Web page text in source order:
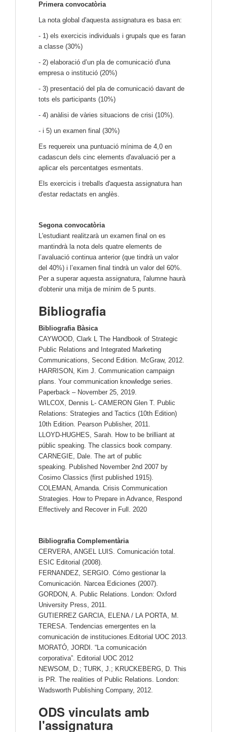
Primera convocatòria
La nota global d'aquesta assignatura es basa en:
- 1) els exercicis individuals i grupals que es faran
a classe (30%)
- 2) elaboració d’un pla de comunicació d'una
empresa o institució (20%)
- 3) presentació del pla de comunicació davant de
tots els participants (10%)
- 4) anàlisi de vàries situacions de crisi (10%).
- i 5) un examen final (30%)
Es requereix una puntuació mínima de 4,0 en
cadascun dels cinc elements d'avaluació per a
aplicar els percentatges esmentats.
Els exercicis i treballs d'aquesta assignatura han
d'estar redactats en anglès.
Segona convocatòria
L'estudiant realitzarà un examen final on es
mantindrà la nota dels quatre elements de
l’avaluació continua anterior (que tindrà un valor
del 40%) i l’examen final tindrà un valor del 60%.
Per a superar aquesta assignatura, l'alumne haurà
d'obtenir una mitja de mínim de 5 punts.
Bibliografia
Bibliografia Bàsica
CAYWOOD, Clark L The Handbook of Strategic
Public Relations and Integrated Marketing
Communications, Second Edition. McGraw, 2012.
HARRISON, Kim J. Communication campaign
plans. Your communication knowledge series.
Paperback – November 25, 2019.
WILCOX, Dennis L- CAMERON Glen T. Public
Relations: Strategies and Tactics (10th Edition)
10th Edition. Pearson Publisher, 2011.
LLOYD-HUGHES, Sarah. How to be brilliant at
públic speaking. The classics book company.
CARNEGIE, Dale. The art of public
speaking. Published November 2nd 2007 by
Cosimo Classics (first published 1915).
COLEMAN, Amanda. Crisis Communication
Strategies. How to Prepare in Advance, Respond
Effectively and Recover in Full. 2020
Bibliografia Complementària
CERVERA, ANGEL LUIS. Comunicación total.
ESIC Editorial (2008).
FERNANDEZ, SERGIO. Cómo gestionar la
Comunicación. Narcea Ediciones (2007).
GORDON, A. Public Relations. London: Oxford
University Press, 2011.
GUTIERREZ GARCIA, ELENA / LA PORTA, M.
TERESA. Tendencias emergentes en la
comunicación de instituciones.Editorial UOC 2013.
MORATÓ, JORDI. “La comunicación
corporativa”. Editorial UOC 2012
NEWSOM, D.; TURK, J.; KRUCKEBERG, D. This
is PR. The realities of Public Relations. London:
Wadsworth Publishing Company, 2012.
ODS vinculats amb
l'assignatura